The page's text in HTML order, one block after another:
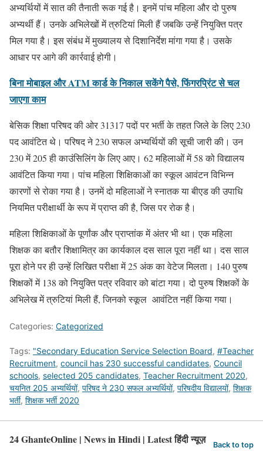
अभ्यर्थियों में सात की तैनाती रूक गई है। इनमें पांच महिला और दो पुरुष
अभ्यर्थी हैं। उनके अभिलेखों में त्रुटियां मिली हैं जबकि उन्हें नियुक्ति पत्र
मिल गया है। इस संबंध में मुख्यालय से दिशानिर्देश मांगा गया है। उसके
आधार पर आगे की कार्रवाई होगी।
बिना मोबाइल और ATM कार्ड के निकाल सकेंगे पैसे, फिंगरप्रिंट से चल
जाएगा काम
बेसिक शिक्षा परिषद की ओर 31317 पदों पर भर्ती के तहत जिले के लिए 230
पद आवंटित थे। परिषद ने 230 सफल अभ्यर्थियों की सूची जारी की। उन
230 में 205 ही काउंसिलिंग के लिए आए। 62 महिलाओं में 58 को विद्यालय
आवंटित किया गया। पांच महिला शिक्षिकाओं का स्कूल आवंटन विभिन्न
कारणों से रोका गया है। उनमें दो महिलाओं ने स्नातक या बीएड की उपाधि
नियमित परीक्षार्थी के रूप में प्राप्त की है, जिस पर रोक है।
महिला शिक्षिकाओं के पूर्णांक और प्राप्तांक में अंतर भी था। एक महिला
शिक्षक का बतौर शिक्षामित्र का कार्यकाल दस साल पूरा नहीं था। दस साल
पूरा होने पर ही उन्हें लिखित परीक्षा में 25 अंक का वेटेज मिलता। 140 पुरुष
शिक्षकों में 138 को नियुक्ति पत्र रविवार को बांटा गया। दो पुरुष शिक्षकों के
अभिलेख में त्रुटियां मिली हैं, जिनको स्कूल आवंटित नहीं किया गया।
Categories: Categorized
Tags: "Secondary Education Service Selection Board, #Teacher
Recruitment, council has 230 successful candidates, Council
schools, selected 205 candidates, Teacher Recruitment 2020,
चयनित 205 अभ्यर्थियों, परिषद ने 230 सफल अभ्यर्थियों, परिषदीय विद्यालयों, शिक्षक
भर्ती, शिक्षक भर्ती 2020
24 GhanteOnline | News in Hindi | Latest हिंदी न्यूज़ Back to top